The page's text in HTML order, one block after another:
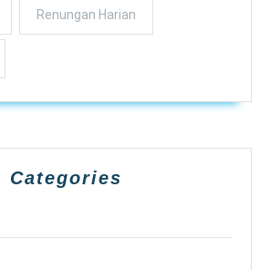
Renungan Harian
Categories